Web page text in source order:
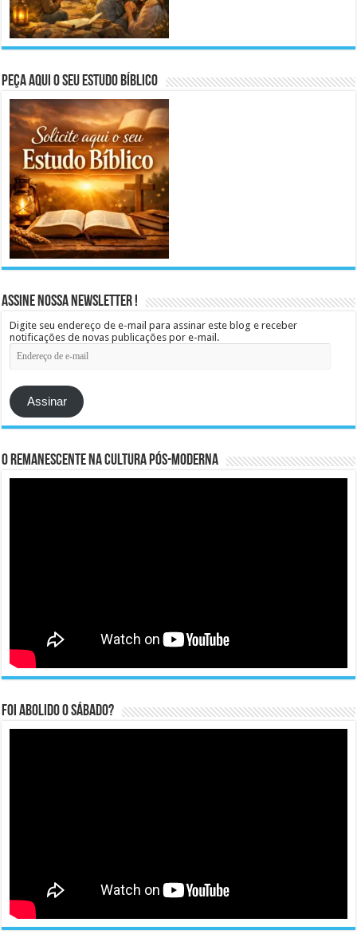
Peça aqui o seu Estudo Bíblico
Assine Nossa Newsletter !
Digite seu endereço de e-mail para assinar este blog e receber
notificações de novas publicações por e-mail.
Endereço
de
mail
Assinar
O remanescente na cultura pós-moderna
Foi abolido o sábado?